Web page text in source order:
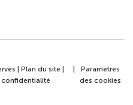
|Plan du site
Paramètres
des cookies